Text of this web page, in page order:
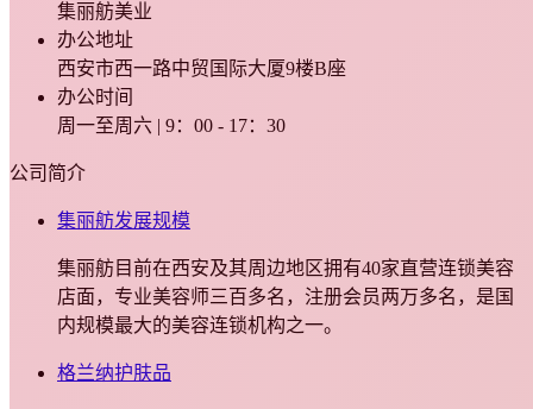
集丽舫美业
办公地址
西安市西一路中贸国际大厦9楼B座
办公时间
周一至周六 | 9：00 - 17：30
公司简介
集丽舫发展规模
集丽舫目前在西安及其周边地区拥有40家直营连锁美容
店面，专业美容师三百多名，注册会员两万多名，是国
内规模最大的美容连锁机构之一。
格兰纳护肤品